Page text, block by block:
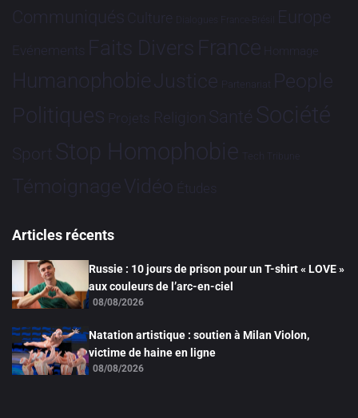
Communiqués Culture Dialogues France-Brésil Europe
Evénements Faits Divers France Hommage
HumanophobieJustice Partenariat People
Politiques Projets Religion Santé Société
Sport Stop Homophobie Tech Tribune
TémoignageVidéo Études
Articles récents
Russie : 10 jours de prison pour un T-shirt « LOVE »
aux couleurs de l’arc-en-ciel
08/08/2026
Natation artistique : soutien à Milan Violon,
victime de haine en ligne
08/08/2026